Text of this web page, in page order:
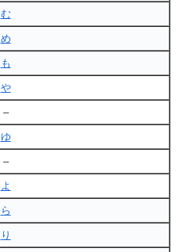
む
め
も
や
–
ゆ
–
よ
ら
り